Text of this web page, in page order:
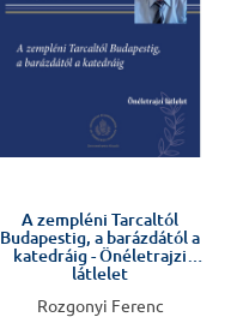
A zempléni Tarcaltól
Budapestig, a barázdától a
katedráig - Önéletrajzi
látlelet
Rozgonyi Ferenc